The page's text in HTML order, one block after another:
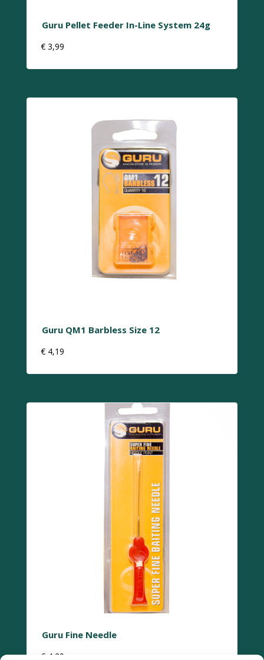
Guru Pellet Feeder In-Line System 24g
€ 3,99
Guru QM1 Barbless Size 12
€ 4,19
Guru Fine Needle
€ 4,29